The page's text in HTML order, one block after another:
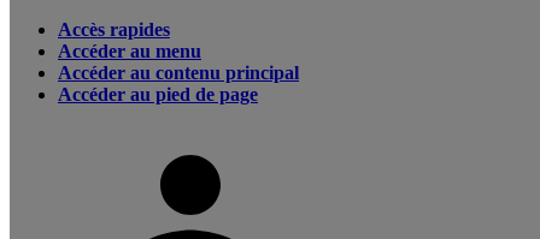
Accès rapides
Accéder au menu
Accéder au contenu principal
Accéder au pied de page